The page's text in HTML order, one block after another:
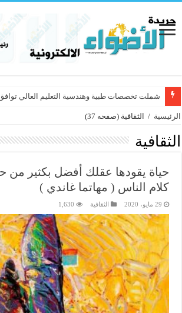
شملت تخصصات طبية وهندسية التعليم العالي توافق
الرئيسية / الثقافية (صفحه 37)
الثقافية
حياة يقودها عقلك أفضل بكثير من
كلام الناس ( مهاتما غاندي )
29 مايو، 2020 الثقافية 1,630